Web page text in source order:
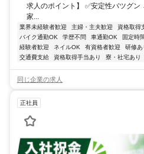
求人のポイント】 ✅安定性バツグ
家...
業界未経験者歓迎 主婦・主夫歓迎 資格取得
バイク通勤OK
学歴不問 車通勤OK 固定時
経験者歓迎
ネイルOK 有資格者歓迎 研修あ
交通費支給
資格取得手当あり 寮・社宅あり
同じ企業の求人
正社員